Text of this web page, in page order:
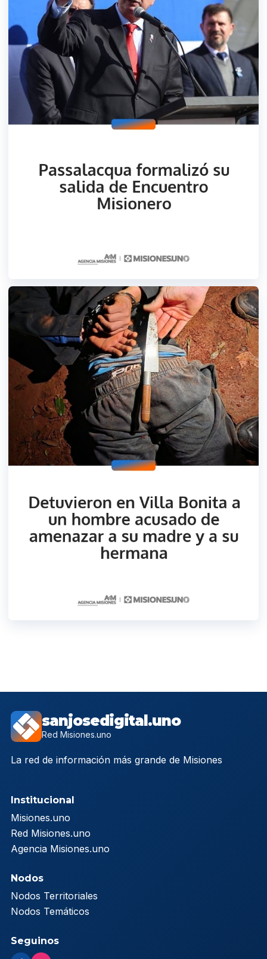
sanjosedigital.uno
Red Misiones.uno
La red de información más grande de Misiones
Institucional
Misiones.uno
Red Misiones.uno
Agencia Misiones.uno
Nodos
Nodos Territoriales
Nodos Temáticos
Seguinos